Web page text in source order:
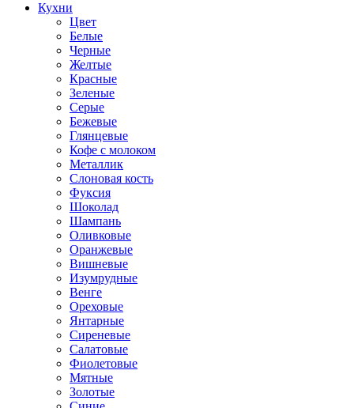
Кухни
Цвет
Белые
Черные
Желтые
Красные
Зеленые
Серые
Бежевые
Глянцевые
Кофе с молоком
Металлик
Слоновая кость
Фуксия
Шоколад
Шампань
Оливковые
Оранжевые
Вишневые
Изумрудные
Венге
Ореховые
Янтарные
Сиреневые
Салатовые
Фиолетовые
Мятные
Золотые